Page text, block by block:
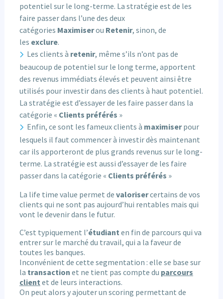
potentiel sur le long-terme. La stratégie est de les
faire passer dans l’une des deux
catégories Maximiserou Retenir, sinon, de
les exclure.
Les clients à retenir, même s’ils n’ont pas de
beaucoup de potentiel sur le long terme, apportent
des revenus immédiats élevés et peuvent ainsi être
utilisés pour investir dans des clients à haut potentiel.
La stratégie est d’essayer de les faire passer dans la
catégorie « Clients préférés »
Enfin, ce sont les fameux clients à maximiserpour
lesquels il faut commencer à investir dès maintenant
car ils apporteront de plus grands revenus sur le long-
terme. La stratégie est aussi d’essayer de les faire
passer dans la catégorie « Clients préférés »
La life time value permet de valorisercertains de vos
clients qui ne sont pas aujourd’hui rentables mais qui
vont le devenir dans le futur.
C’est typiquement l’étudiant en fin de parcours qui va
entrer sur le marché du travail, qui a la faveur de
toutes les banques.
Inconvénient de cette segmentation : elle se base sur
la transaction et ne tient pas compte du parcours
client et de leurs interactions.
On peut alors y ajouter un scoring permettant de